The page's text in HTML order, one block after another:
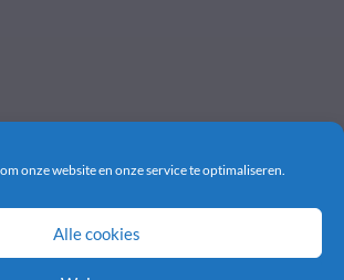
onze website en onze service te optimaliseren.
Alle cookies